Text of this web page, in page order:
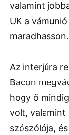
valamint
UK a
maradhasson.
Az interjúra
Bacon
hogy ő
volt, valamint
szószólója,